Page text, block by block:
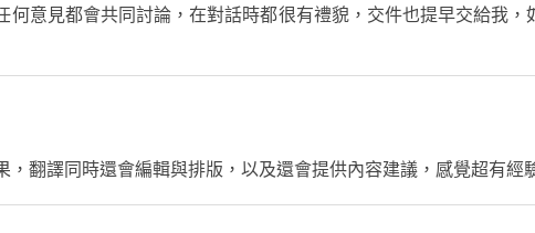
何意見都會共同討論，在對話時都很有禮貌，交件也提早交給我
，翻譯同時還會編輯與排版，以及還會提供內容建議，感覺超有經